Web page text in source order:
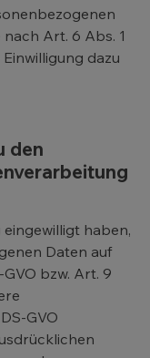
Art. 6 Abs. 1
Einwilligung dazu
den
haben,
Daten auf
bzw. Art. 9
GVO